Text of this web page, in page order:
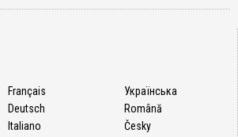
Français
Deutsch
Italiano
Українська
Română
Česky